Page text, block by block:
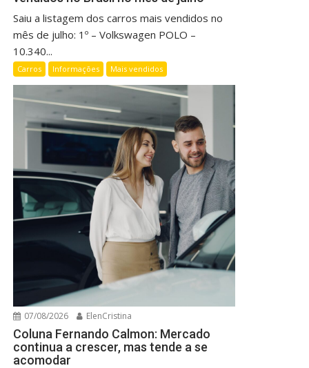
Saiu a listagem dos carros mais vendidos no
mês de julho: 1º – Volkswagen POLO –
10.340...
Carros Informações Mais vendidos
07/08/2026 ElenCristina
Coluna Fernando Calmon: Mercado
continua a crescer, mas tende a se
acomodar